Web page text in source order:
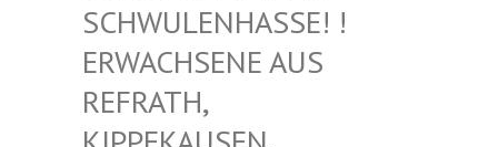
WULENHASSE! ! ERW
ACHSENE AUS REF
RATH, KIP